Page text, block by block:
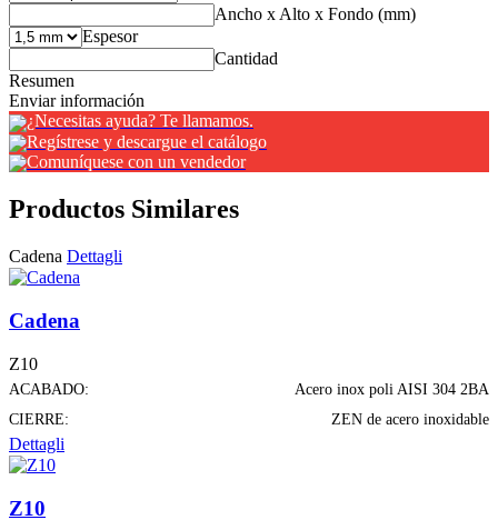
Ancho x Alto x Fondo (mm)
Espesor
Cantidad
Resumen
Enviar información
¿Necesitas ayuda? Te llamamos.
Regístrese y descargue el catálogo
Comuníquese con un vendedor
Productos Similares
Cadena Dettagli
Cadena
Z10
ACABADO:
Acero inox poli AISI 304 2BA
CIERRE:
ZEN de acero inoxidable
Dettagli
Z10